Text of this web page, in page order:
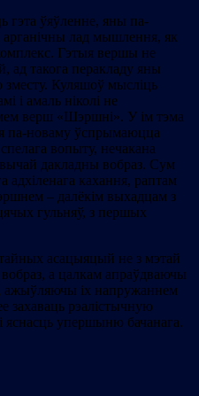
ўяўленне, яны па-
лад мышлення, як
Гэтыя вершы не
ад такога перакладу яны
зместу. Куляшоў мысліць
і амаль ніколі не
верш «Шэршні». У ім тэма
па-новаму ўспрымаюцца
вопыту, нечакана
дакладны вобраз. Сум
адхіленага кахання, раптам
– далёкім выхадцам з
гульняў, з першых
асацыяцый не з мэтай
а цалкам апраўдваючы
ажыўляючы іх напружаннем
рэалістычную
яснасць упершыню бачанага.